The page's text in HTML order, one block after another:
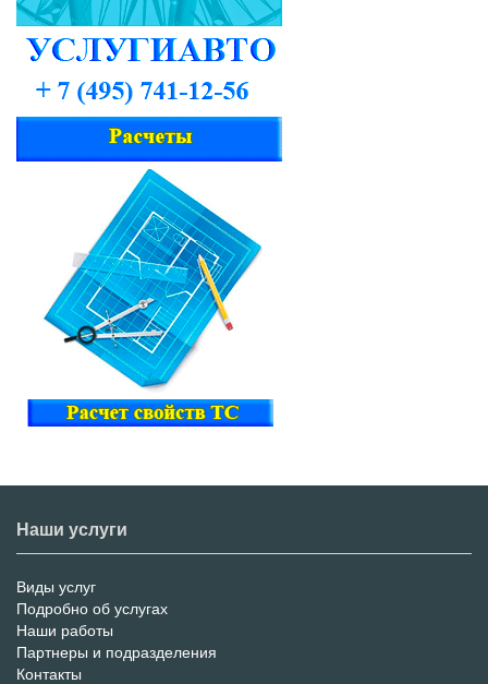
Наши услуги
Меню
услуг
Виды услуг
Подробно об услугах
Наши работы
Партнеры и подразделения
Контакты